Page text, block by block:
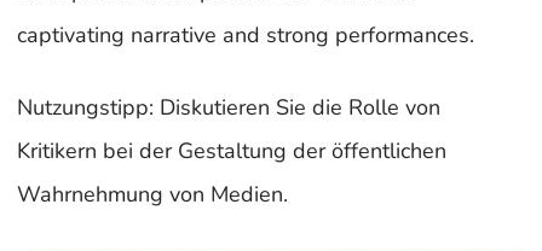
captivating narrative and strong performances.
Nutzungstipp: Diskutieren Sie die Rolle von
Kritikern bei der Gestaltung der öffentlichen
Wahrnehmung von Medien.